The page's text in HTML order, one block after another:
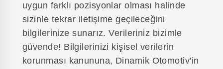
uygun farklı pozisyonlar olması halinde
sizinle tekrar iletişime geçileceğini
bilgilerinize sunarız. Verileriniz bizimle
güvende! Bilgilerinizi kişisel verilerin
korunması kanununa, Dinamik Otomotiv'in